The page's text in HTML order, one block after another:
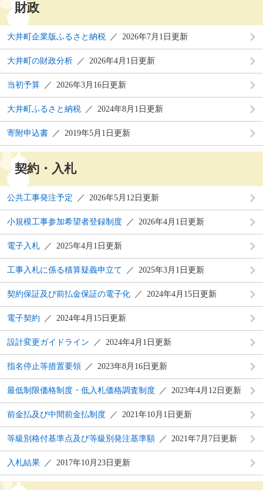
財政
大井町企業版ふるさと納税 2026年7月1日更新
大井町の財政分析 2026年4月1日更新
当初予算 2026年3月16日更新
大井町ふるさと納税 2024年8月1日更新
寄附申込書 2019年5月1日更新
契約・入札
公共工事発注予定 2026年5月12日更新
小規模工事参加希望者登録制度 2026年4月1日更新
電子入札 2025年4月1日更新
工事入札に係る積算疑義申立て 2025年3月1日更新
契約保証及び前払金保証の電子化 2024年4月15日更新
電子契約 2024年4月15日更新
設計変更ガイドライン 2024年4月1日更新
指名停止等措置要領 2023年8月16日更新
最低制限価格制度・低入札価格調査制度 2023年4月12日更新
前金払及び中間前金払制度 2021年10月1日更新
等級別格付基準点及び等級別発注基準額 2021年7月7日更新
入札結果 2017年10月23日更新